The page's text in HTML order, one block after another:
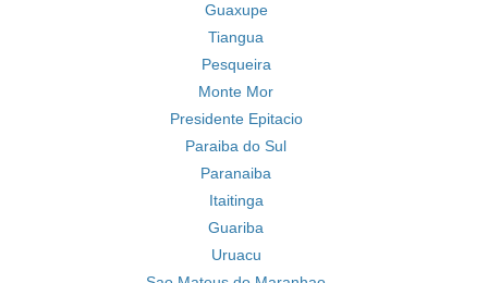
Guaxupe
Tiangua
Pesqueira
Monte Mor
Presidente Epitacio
Paraiba do Sul
Paranaiba
Itaitinga
Guariba
Uruacu